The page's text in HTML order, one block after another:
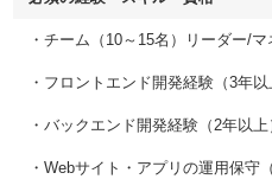
・チーム（10～15名）リーダー/
・フロントエンド開発経験（3年以
・バックエンド開発経験（2年以上
・Webサイト・アプリの運用保守